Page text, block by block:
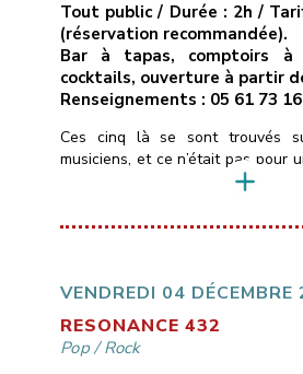
Tout public / Durée : 2h /
(réservation recommandée).
Bar à tapas, comptoirs à
cocktails, ouverture à partir
Renseignements : 05 61 73
Ces cinq là se sont trouvés
musiciens, et ce n’était pas pour
lendemain …Ils personnalisent
Gossip, Muse, Fleetwood Mac,
Christelle […]
VENDREDI 04
RESONANCE 432
Pop/Rock